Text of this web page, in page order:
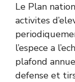
Le Plan
activites
l’espece a
plafond
defense et